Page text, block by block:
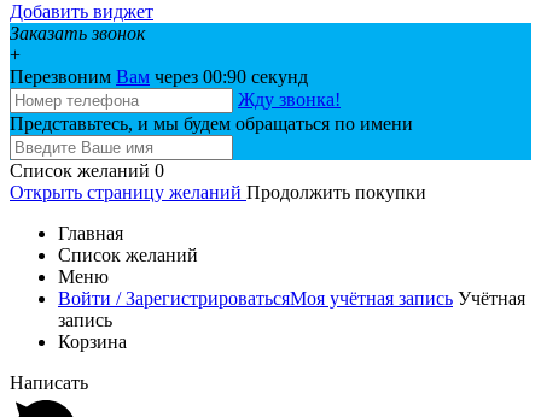
Добавить виджет
Заказать звонок
+
Перезвоним Вам через 00:90 секунд
Жду звонка!
Представьтесь, и мы будем обращаться по имени
Список желаний 0
Открыть страницу желаний Продолжить покупки
Главная
Список желаний
Меню
Войти / ЗарегистрироватьсяМоя учётная запись Учётная
запись
Корзина
Написать